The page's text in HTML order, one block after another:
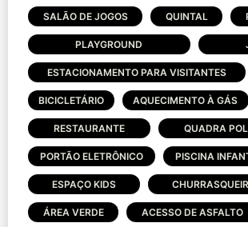
SALÃO DE JOGOS QUINTAL
PLAYGROUND
ESTACIONAMENTO PARA VISITANTES
BICICLETÁRIO AQUECIMENTO À GÁS
RESTAURANTE QUADRA
PORTÃO ELETRÔNICO PISCINA
ESPAÇO KIDS
ÁREA VERDE ACESSO DE ASFALTO